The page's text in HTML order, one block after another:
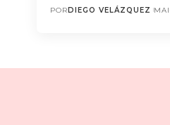
PORDIEGO VELÁZQUEZ